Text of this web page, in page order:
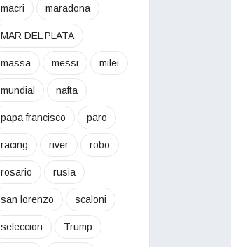
macri maradona
MAR DEL PLATA
massa messi milei
mundial nafta
papa francisco paro
racing river robo
rosario rusia
san lorenzo scaloni
seleccion Trump